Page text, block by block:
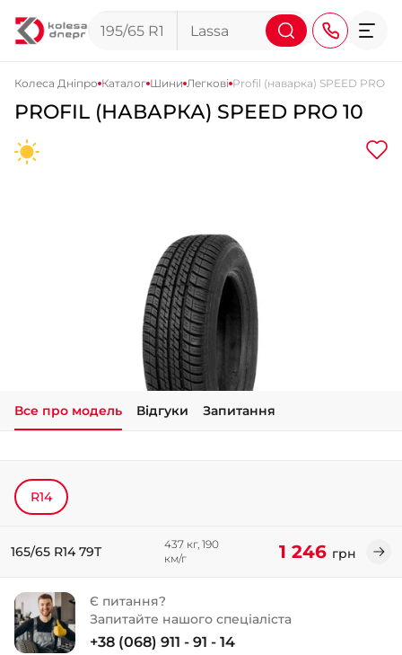
+38 (067) 911-14-14
- на Щепкіна
+38 (098) 911-911-0
- на Тополі
+38 (098) 911-911-4
- на Калиновій
+38 (077) 7-184-184
- Калинова
Колеса Дніпро Каталог Шини Легкові Profil (наварка) SPEED PRO 10
PROFIL (НАВАРКА) SPEED PRO 10
Все про модель Відгуки Запитання
R14
165/65 R14 79T
437 кг, 190
км/г
1 246 грн
Є питання?
Запитайте нашого спеціаліста
+38 (068) 911 - 91 - 14